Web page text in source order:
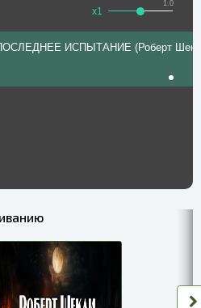
1.0
x1
ПОСЛЕДНЕЕ ИСПЫТАНИЕ (Роберт